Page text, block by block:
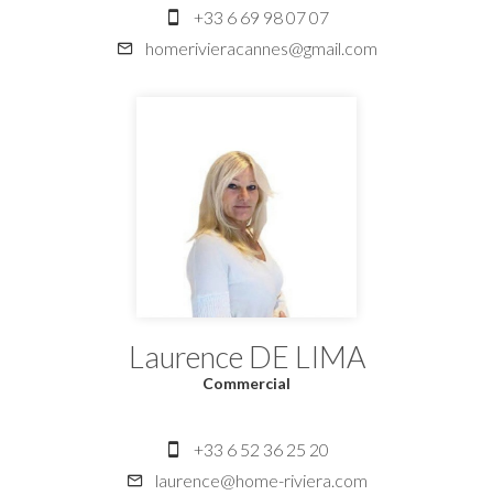
+33 6 69 98 07 07
homerivieracannes@gmail.com
Laurence DE LIMA
Commercial
+33 6 52 36 25 20
laurence@home-riviera.com